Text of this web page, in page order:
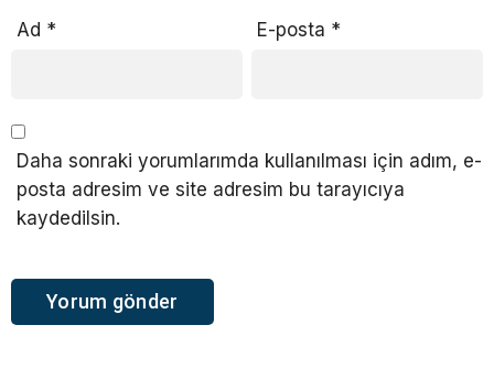
Ad * E-posta *
Daha sonraki yorumlarımda kullanılması için adım, e-
posta adresim ve site adresim bu tarayıcıya
kaydedilsin.